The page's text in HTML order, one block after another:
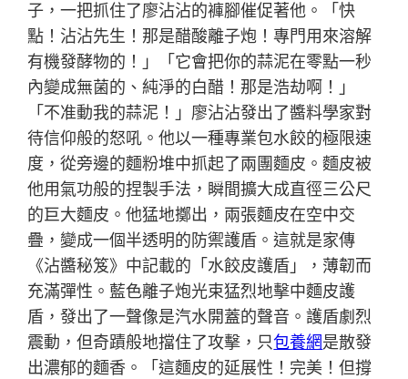
子，一把抓住了廖沾沾的褲腳催促著他。「快
點！沾沾先生！那是醋酸離子炮！專門用來溶解
有機發酵物的！」「它會把你的蒜泥在零點一秒
內變成無菌的、純淨的白醋！那是浩劫啊！」
「不准動我的蒜泥！」廖沾沾發出了醬料學家對
待信仰般的怒吼。他以一種專業包水餃的極限速
度，從旁邊的麵粉堆中抓起了兩團麵皮。麵皮被
他用氣功般的捏製手法，瞬間擴大成直徑三公尺
的巨大麵皮。他猛地擲出，兩張麵皮在空中交
疊，變成一個半透明的防禦護盾。這就是家傳
《沾醬秘笈》中記載的「水餃皮護盾」，薄韌而
充滿彈性。藍色離子炮光束猛烈地擊中麵皮護
盾，發出了一聲像是汽水開蓋的聲音。護盾劇烈
震動，但奇蹟般地擋住了攻擊，只包養網是散發
出濃郁的麵香。「這麵皮的延展性！完美！但撐